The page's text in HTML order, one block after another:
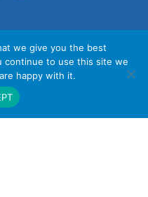
085-6324
รกิจ
we give you the best
continue to use this site we
happy with it.